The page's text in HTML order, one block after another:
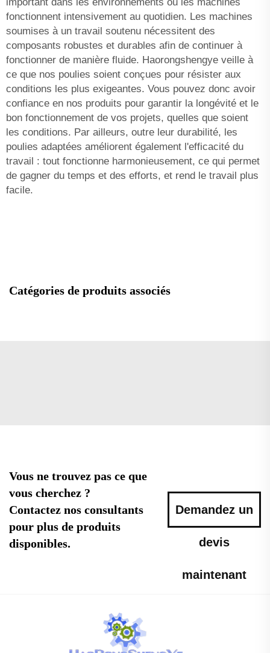
fonctionnent intensivement au quotidien. Les machines
soumises à un travail soutenu nécessitent des
composants robustes et durables afin de continuer à
fonctionner de manière fluide. Haorongshengye veille à
ce que nos poulies soient conçues pour résister aux
conditions les plus exigeantes. Vous pouvez donc avoir
confiance en nos produits pour garantir la longévité et le
bon fonctionnement de vos projets, quelles que soient
les conditions. Par ailleurs, outre leur durabilité, les
poulies adaptées améliorent également l'efficacité du
travail : tout fonctionne harmonieusement, ce qui permet
de gagner du temps et des efforts, et rend le travail plus
facile.
Catégories de produits associés
Vous ne trouvez pas ce que
vous cherchez ?
Contactez nos consultants
pour plus de produits
disponibles.
Demandez un
devis
maintenant